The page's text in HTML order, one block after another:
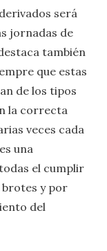
será
jornadas de
también
que estas
de los tipos
la correcta
veces cada
una
el cumplir
brotes y por
del